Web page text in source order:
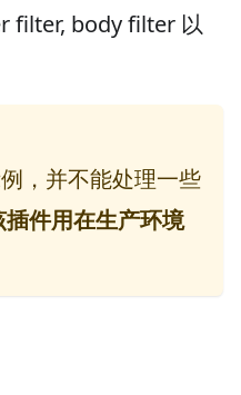
filter, body filter 以
，并不能处理一些
件用在生产环境